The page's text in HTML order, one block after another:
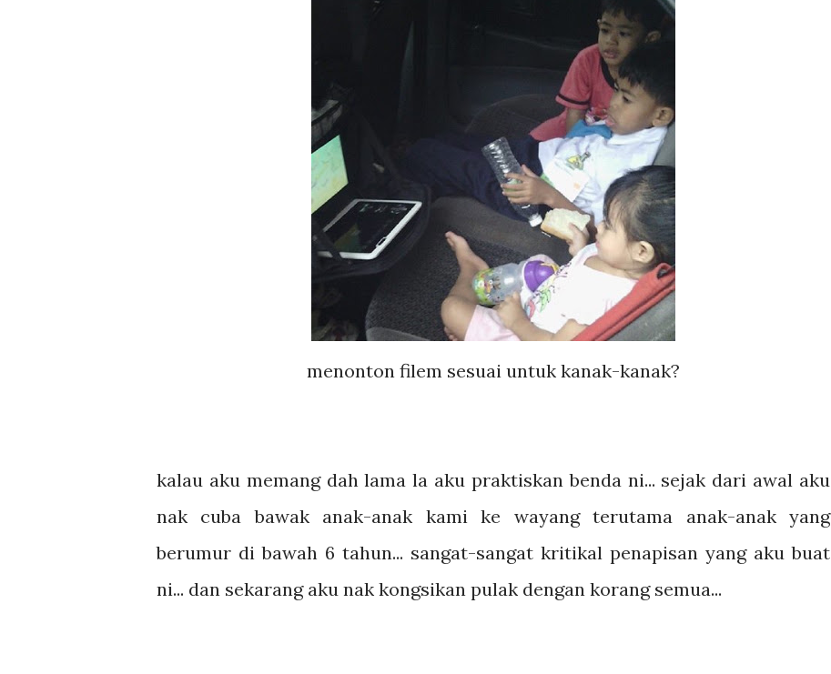
menonton filem sesuai untuk kanak-kanak?
kalau aku memang dah lama la aku praktiskan benda ni... sejak dari awal aku
nak cuba bawak anak-anak kami ke wayang terutama anak-anak yang
berumur di bawah 6 tahun... sangat-sangat kritikal penapisan yang aku buat
ni... dan sekarang aku nak kongsikan pulak dengan korang semua...